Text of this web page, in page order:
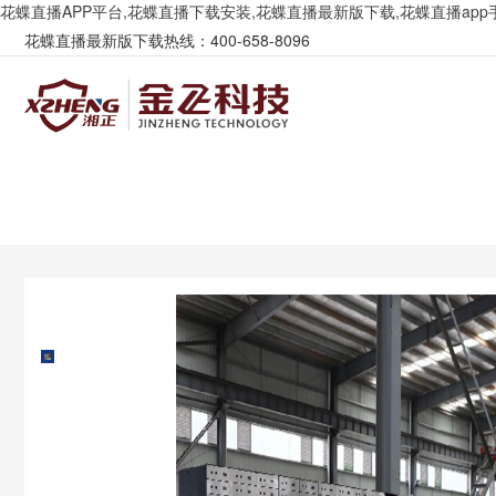
花蝶直播APP平台,花蝶直播下载安装,花蝶直播最新版下载,花蝶直播app
花蝶直播最新版下载热线：400-658-8096